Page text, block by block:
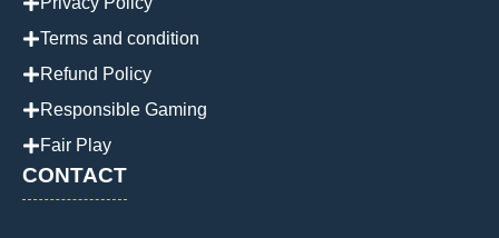
Terms and condition
Refund Policy
Responsible Gaming
Fair Play
CONTACT